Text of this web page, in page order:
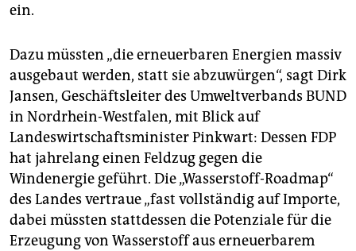
ein.
Dazu müssten „die erneuerbaren Energien massiv
ausgebaut werden, statt sie abzuwürgen“, sagt Dirk
Jansen, Geschäftsleiter des Umweltverbands BUND
in Nordrhein-Westfalen, mit Blick auf
Landeswirtschaftsminister Pinkwart: Dessen FDP
hat jahrelang einen Feldzug gegen die
Windenergie geführt. Die „Wasserstoff-Roadmap“
des Landes vertraue „fast vollständig auf Importe,
dabei müssten stattdessen die Potenziale für die
Erzeugung von Wasserstoff aus erneuerbarem